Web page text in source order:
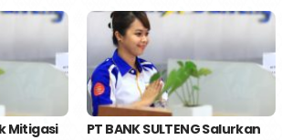
Mitigasi
PT BANK SULTENG Salurkan